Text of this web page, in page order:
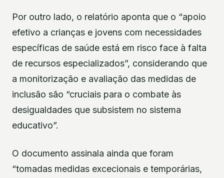
Por outro lado, o relatório aponta que o “apoio
efetivo a crianças e jovens com necessidades
específicas de saúde está em risco face à falta
de recursos especializados”, considerando que
a monitorização e avaliação das medidas de
inclusão são “cruciais para o combate às
desigualdades que subsistem no sistema
educativo”.
O documento assinala ainda que foram
“tomadas medidas excecionais e temporárias,